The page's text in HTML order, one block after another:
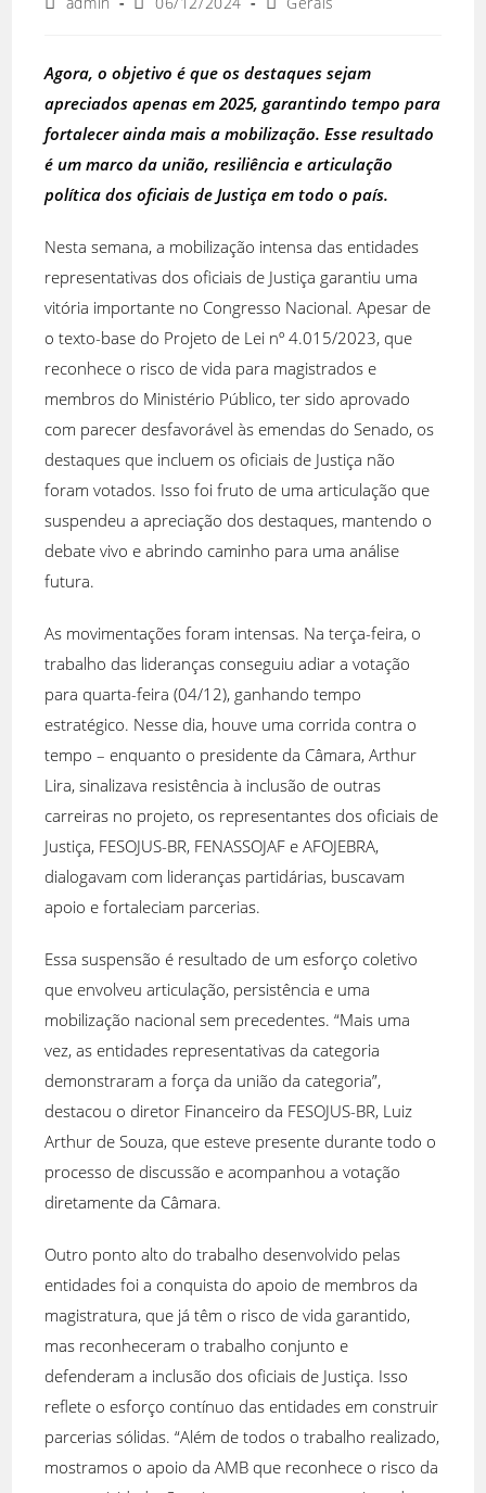
Agora, o objetivo é que os destaques sejam
apreciados apenas em 2025, garantindo tempo para
fortalecer ainda mais a mobilização. Esse resultado
é um marco da união, resiliência e articulação
política dos oficiais de Justiça em todo o país.
Nesta semana, a mobilização intensa das entidades
representativas dos oficiais de Justiça garantiu uma
vitória importante no Congresso Nacional. Apesar de
o texto-base do Projeto de Lei nº 4.015/2023, que
reconhece o risco de vida para magistrados e
membros do Ministério Público, ter sido aprovado
com parecer desfavorável às emendas do Senado, os
destaques que incluem os oficiais de Justiça não
foram votados. Isso foi fruto de uma articulação que
suspendeu a apreciação dos destaques, mantendo o
debate vivo e abrindo caminho para uma análise
futura.
As movimentações foram intensas. Na terça-feira, o
trabalho das lideranças conseguiu adiar a votação
para quarta-feira (04/12), ganhando tempo
estratégico. Nesse dia, houve uma corrida contra o
tempo – enquanto o presidente da Câmara, Arthur
Lira, sinalizava resistência à inclusão de outras
carreiras no projeto, os representantes dos oficiais de
Justiça, FESOJUS-BR, FENASSOJAF e AFOJEBRA,
dialogavam com lideranças partidárias, buscavam
apoio e fortaleciam parcerias.
Essa suspensão é resultado de um esforço coletivo
que envolveu articulação, persistência e uma
mobilização nacional sem precedentes. “Mais uma
vez, as entidades representativas da categoria
demonstraram a força da união da categoria”,
destacou o diretor Financeiro da FESOJUS-BR, Luiz
Arthur de Souza, que esteve presente durante todo o
processo de discussão e acompanhou a votação
diretamente da Câmara.
Outro ponto alto do trabalho desenvolvido pelas
entidades foi a conquista do apoio de membros da
magistratura, que já têm o risco de vida garantido,
mas reconheceram o trabalho conjunto e
defenderam a inclusão dos oficiais de Justiça. Isso
reflete o esforço contínuo das entidades em construir
parcerias sólidas. “Além de todos o trabalho realizado,
mostramos o apoio da AMB que reconhece o risco da